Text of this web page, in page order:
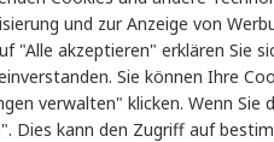
UC-3100
IP30
Linux
und zur Anzeige von
"Alle akzeptieren" erklären Sie
Sie können Ihre
verwalten" klicken. Wenn
Dies kann den Zugriff auf